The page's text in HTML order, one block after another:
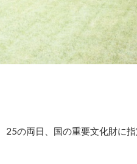
の両日、国の重要文化財に